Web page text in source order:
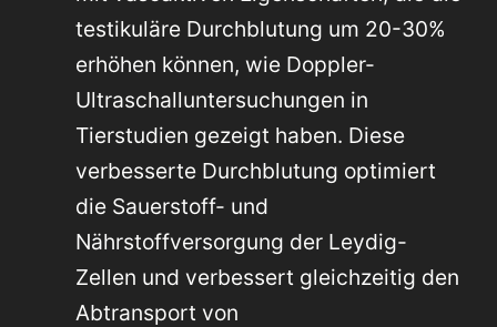
testikuläre Durchblutung um 20-30%
erhöhen können, wie Doppler-
Ultraschalluntersuchungen in
Tierstudien gezeigt haben. Diese
verbesserte Durchblutung optimiert
die Sauerstoff- und
Nährstoffversorgung der Leydig-
Zellen und verbessert gleichzeitig den
Abtransport von